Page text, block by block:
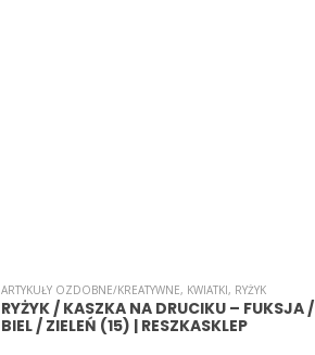
ARTYKUŁY OZDOBNE/KREATYWNE, KWIATKI, RYŻYK
RYŻYK / KASZKA NA DRUCIKU – FUKSJA /
BIEL / ZIELEŃ (15) | RESZKASKLEP